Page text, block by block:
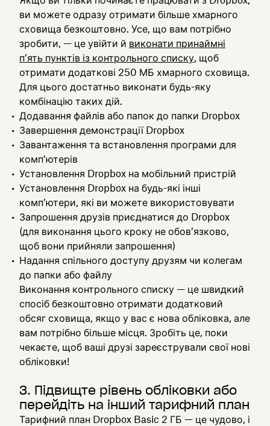
ви можете одразу отримати більше хмарного
сховища безкоштовно. Усе, що вам потрібно
зробити, — це увійти й виконати принаймні
п’ять пунктів із контрольного списку, щоб
отримати додаткові 250 МБ хмарного сховища.
Для цього достатньо виконати будь-яку
комбінацію таких дій.
Додавання файлів або папок до папки Dropbox
Завершення демонстрації Dropbox
Завантаження та встановлення програми для
комп’ютерів
Установлення Dropbox на мобільний пристрій
Установлення Dropbox на будь-які інші
комп’ютери, які ви можете використовувати
Запрошення друзів приєднатися до Dropbox
(для виконання цього кроку не обов’язково,
щоб вони прийняли запрошення)
Надання спільного доступу друзям чи колегам
до папки або файлу
Виконання контрольного списку — це швидкий
спосіб безкоштовно отримати додатковий
обсяг сховища, якщо у вас є нова обліковка, але
вам потрібно більше місця. Зробіть це, поки
чекаєте, щоб ваші друзі зареєстрували свої нові
обліковки!
3. Підвищте рівень обліковки або
перейдіть на інший тарифний план
Тарифний план Dropbox Basic 2 ГБ — це чудово, і